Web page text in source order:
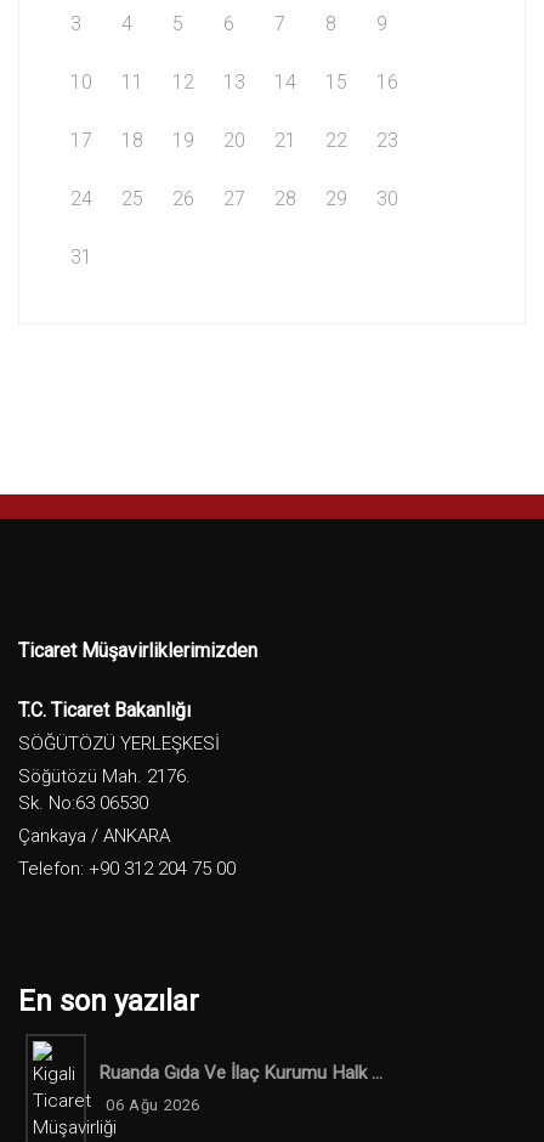
3 4 5 6 7 8 9
10 11 12 13 14 15 16
17 18 19 20 21 22 23
24 25 26 27 28 29 30
31
Ticaret Müşavirliklerimizden
T.C. Ticaret Bakanlığı
SÖĞÜTÖZÜ YERLEŞKESİ
Söğütözü Mah. 2176.
Sk. No:63 06530
Çankaya / ANKARA
Telefon: +90 312 204 75 00
En son yazılar
Ruanda Gıda Ve İlaç Kurumu Halk ...
06 Ağu 2026